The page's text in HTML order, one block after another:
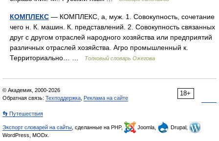
КОМПЛЕКС — КОМПЛЕКС, а, муж. 1. Совокупность, сочетание
чего н. К. машин. К. представлений. 2. Совокупность связанных
друг с другом отраслей народного хозяйства или предприятий
различных отраслей хозяйства. Агро промышленный к.
Территориально… …
Толковый словарь Ожегова
18+
© Академик, 2000-2026
Обратная связь: Техподдержка Реклама на сайте
👣 Путешествия
Экспорт словарей на сайты , сделанные на PHP, Joomla,
Drupal,
WordPress, MODx.